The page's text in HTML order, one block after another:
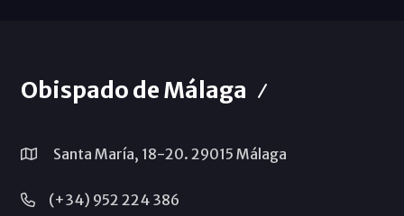
Obispado de Málaga
Santa María, 18-20. 29015 Málaga
(+34) 952 224 386